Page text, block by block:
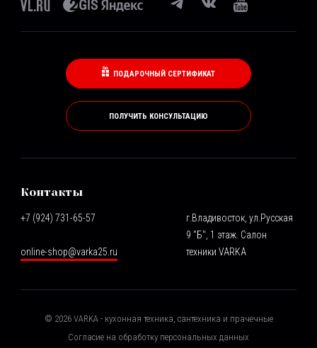
ПОДАРОЧНЫЙ СЕРТИФИКАТ
ПОЛУЧИТЬ КОНСУЛЬТАЦИЮ
Контакты
+7 (924) 731-65-57
online-shop@varka25.ru
г.Владивосток, ул.Русская
9 "Б", 1 этаж. Салон
техники VARKA
© 2026VARKA - кухонная техника, сантехника и прачечные
Согласие на обработку персональных данных